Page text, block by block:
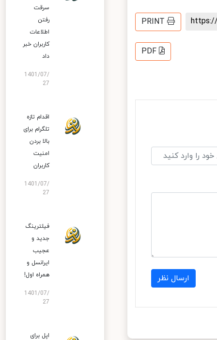
PRINT
PDF
ارسال نظر
سرقت
رفتن
اطلاعات
کاربران خبر
داد
1401/07/
27
اقدام تازه
تلگرام برای
بالا بردن
امنیت
کاربران
1401/07/
27
فیلترینگ
جدید و
عجیب
ایرانسل و
همراه اول!
1401/07/
27
اپل برای